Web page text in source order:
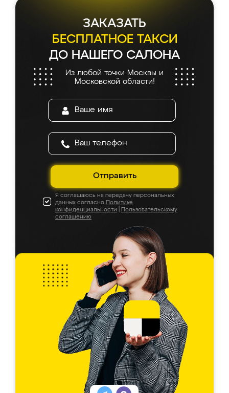
ЗАКАЗАТЬ
БЕСПЛАТНОЕ ТАКСИ
ДО НАШЕГО САЛОНА
Из любой точки Москвы и
Московской области!
Отправить
Я соглашаюсь на передачу персональных
данных согласно Политике
конфиденциальности
Пользовательскому
соглашению